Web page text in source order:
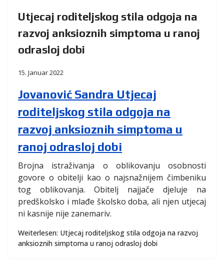
Utjecaj roditeljskog stila odgoja na
razvoj anksioznih simptoma u ranoj
odrasloj dobi
15. Januar 2022
Jovanović Sandra Utjecaj
roditeljskog stila odgoja na
razvoj anksioznih simptoma u
ranoj odrasloj dobi
Brojna istraživanja o oblikovanju osobnosti
govore o obitelji kao o najsnažnijem čimbeniku
tog oblikovanja. Obitelj najjače djeluje na
predškolsko i mlađe školsko doba, ali njen utjecaj
ni kasnije nije zanemariv.
Weiterlesen: Utjecaj roditeljskog stila odgoja na razvoj
anksioznih simptoma u ranoj odrasloj dobi